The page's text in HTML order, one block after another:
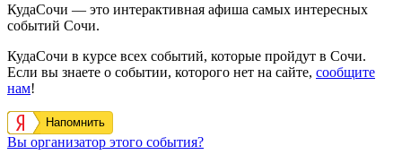
КудаСочи — это интерактивная афиша самых интересных
событий Сочи.
КудаСочи в курсе всех событий, которые пройдут в Сочи.
Если вы знаете о событии, которого нет на сайте, сообщите
нам!
Напомнить
Вы организатор этого события?